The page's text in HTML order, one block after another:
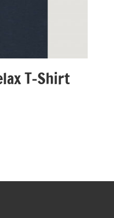
T-Shirt